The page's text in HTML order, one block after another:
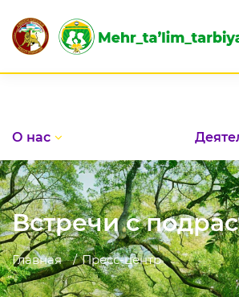
О нас
Встречи с
Главная Пресс-центр